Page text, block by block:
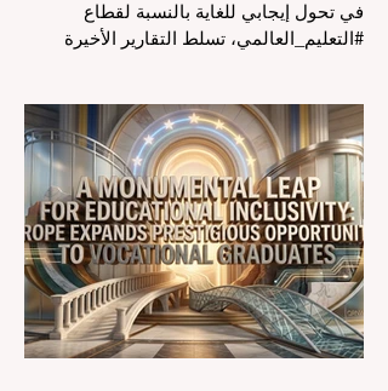
في تحول إيجابي للغاية بالنسبة لقطاع
#التعليم_العالمي، تسلط التقارير الأخيرة
الفصول الدراسية في جميع أنحاء العالم، وهو
أمر يثير اهتماماً كبيراً في الأوساط الأكاديمية
العربية التي تسعى للريادة. إن الدمج السريع
لمساعدي #الذكاء_الاصطناعي المتخصصين
والمصممين خصيصاً للمعلمين يُحدث ثورة
حقيقية في مهنة التدريس. ومن خلال الأتمتة
الناجحة للمهام الإدارية التي تستغرق وقتاً
طويلاً، تبشر هذه الأدوات المتقدمة بعصر